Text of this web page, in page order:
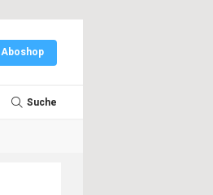
Aboshop
Suche